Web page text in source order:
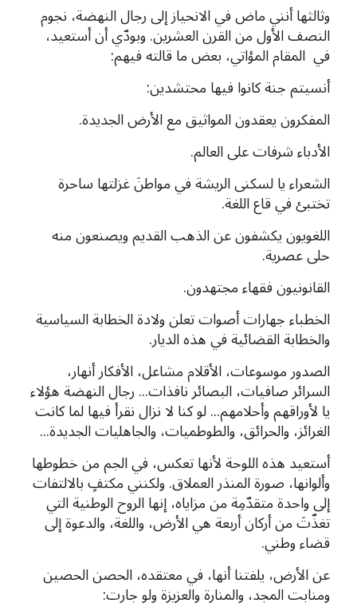
وثالثها أنني ماض في الانحياز إلى رجال النهضة، نجوم
النصف الأول من القرن العشرين. وبودّي أن أستعيد،
في المقام المؤاتي، بعض ما قالته فيهم:
أنسيتم جنة كانوا فيها محتشدين:
المفكرون يعقدون المواثيق مع الأرض الجديدة.
الأدباء شرفات على العالم.
الشعراء يا لسكنى الريشة في مواطنَ غزلتها ساحرة
تختبئ في قاع اللغة.
اللغويون يكشفون عن الذهب القديم ويصنعون منه
حلى عصرية.
القانونيون فقهاء مجتهدون.
الخطباء جهارات أصوات تعلن ولادة الخطابة السياسية
والخطابة القضائية في هذه الديار.
الصدور موسوعات، الأقلام مشاعل، الأفكار أنهار،
السرائر صافيات، البصائر نافذات... رجال النهضة هؤلاء
يا لأوراقهم وأحلامهم... لو كنا لا نزال نقرأ فيها لما كانت
الغرائز، والحرائق، والطوطميات، والجاهليات الجديدة...
أستعيد هذه اللوحة لأنها تعكس، في الجم من خطوطها
وألوانها، صورة المنذر العملاق. ولكنني مكتفٍ بالالتفات
إلى واحدة متقدّمِة من مزاياه، إنها الروح الوطنية التي
تغذّتَ من أركان أربعة هي الأرض، واللغة، والدعوة إلى
قضاء وطني.
عن الأرض، يلفتنا أنها، في معتقده، الحصن الحصين
ومنابت المجد، والمنارة والعزيزة ولو جارت: